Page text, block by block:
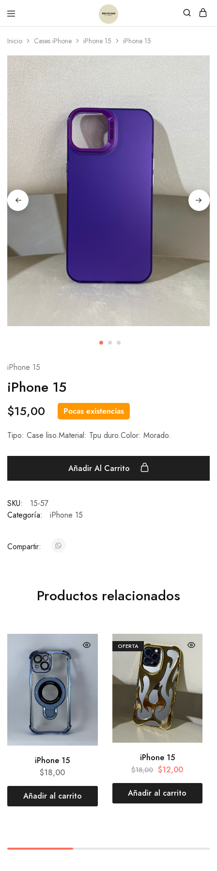
Inicio Cases iPhone iPhone 15 iPhone 15
iPhone 15
iPhone 15
$15,00 Pocas existencias
Tipo: Case liso.Material: Tpu duro.Color: Morado.
Añadir Al Carrito
SKU:
15-57
Categoría:
iPhone 15
Compartir:
Productos relacionados
iPhone 15
$18,00
Añadir al carrito
OFERTA
iPhone 15
$18,00 $12,00
Añadir al carrito